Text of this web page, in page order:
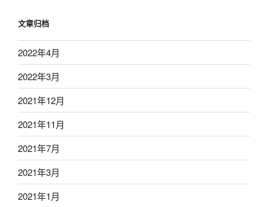
文章归档
2022年4月
2022年3月
2021年12月
2021年11月
2021年7月
2021年3月
2021年1月